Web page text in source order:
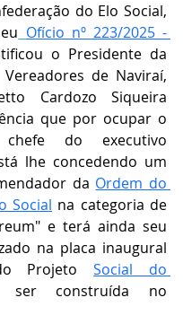
do Elo Social,
Ofício nº 223/2025 -
o Presidente da
de Naviraí,
que por ocupar o
do executivo
lhe concedendo um
da Ordem do
Social na categoria de
e terá ainda seu
na placa inaugural
Projeto Social do
construída no